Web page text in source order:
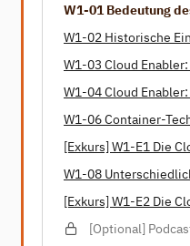
W1-01 Bedeutung
W1-02 Historische
W1-03 Cloud
W1-04 Cloud
W1-06 Container-
[Exkurs] W1-E1 Die
W1-08
[Exkurs] W1-E2 Die
[Optional]